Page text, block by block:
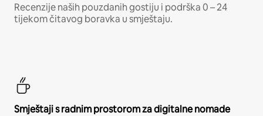
Recenzije naših pouzdanih gostiju i podrška 0 – 24
tijekom čitavog boravka u smještaju.
Smještaji s radnim prostorom za digitalne nomade